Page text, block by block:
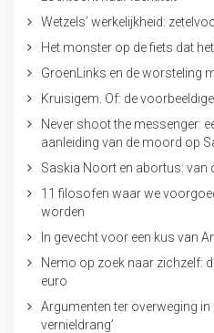
Wetzels’ werkelijkheid:
Het monster op de fiets dat
GroenLinks en de worsteling
Kruisigem. Of: de
Never shoot the messenger:
aanleiding van de moord op
Saskia Noort en abortus: van
11 filosofen waar we
worden
In gevecht voor een kus van
Nemo op zoek naar zichzelf:
euro
Argumenten ter overweging
vernieldrang’